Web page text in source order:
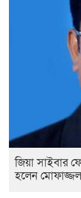
জিয়া সাইবার
হলেন